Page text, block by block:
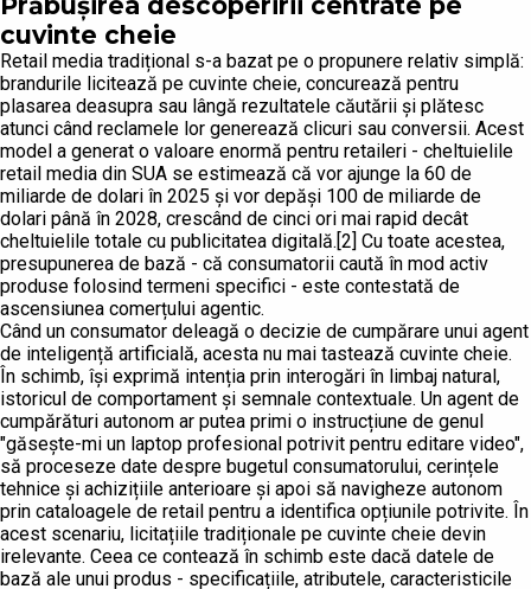
cuvinte cheie
Retail media tradițional s-a bazat pe o propunere relativ simplă:
brandurile licitează pe cuvinte cheie, concurează pentru
plasarea deasupra sau lângă rezultatele căutării și plătesc
atunci când reclamele lor generează clicuri sau conversii. Acest
model a generat o valoare enormă pentru retaileri - cheltuielile
retail media din SUA se estimează că vor ajunge la 60 de
miliarde de dolari în 2025 și vor depăși 100 de miliarde de
dolari până în 2028, crescând de cinci ori mai rapid decât
cheltuielile totale cu publicitatea digitală.[2] Cu toate acestea,
presupunerea de bază - că consumatorii caută în mod activ
produse folosind termeni specifici - este contestată de
ascensiunea comerțului agentic.
Când un consumator deleagă o decizie de cumpărare unui agent
de inteligență artificială, acesta nu mai tastează cuvinte cheie.
În schimb, își exprimă intenția prin interogări în limbaj natural,
istoricul de comportament și semnale contextuale. Un agent de
cumpărături autonom ar putea primi o instrucțiune de genul
"găsește-mi un laptop profesional potrivit pentru editare video",
să proceseze date despre bugetul consumatorului, cerințele
tehnice și achizițiile anterioare și apoi să navigheze autonom
prin cataloagele de retail pentru a identifica opțiunile potrivite. În
acest scenariu, licitațiile tradiționale pe cuvinte cheie devin
irelevante. Ceea ce contează în schimb este dacă datele de
bază ale unui produs - specificațiile, atributele, caracteristicile